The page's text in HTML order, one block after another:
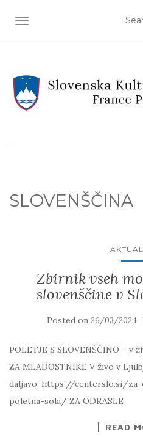
TOGGLE NAVIGATION
SLOVENŠČINA
Zbirnik vseh
slovenščine v
Posted on 26/03/2024
POLETJE S SLOVENŠČINO – v
ZA MLADOSTNIKE V živo v
daljavo: https://centerslo.si/
poletna-sola/ ZA ODRASLE
READ